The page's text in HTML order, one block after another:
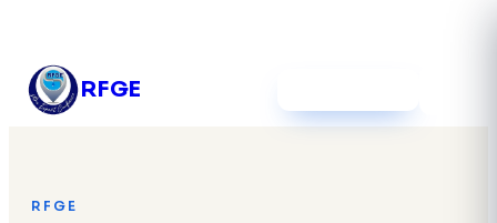
RFGE
RFGE